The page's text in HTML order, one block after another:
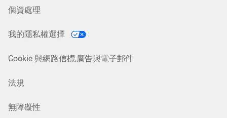
個資處理
我的隱私權選擇
Cookie 與網路信標,廣告與電子郵件
法規
無障礙性